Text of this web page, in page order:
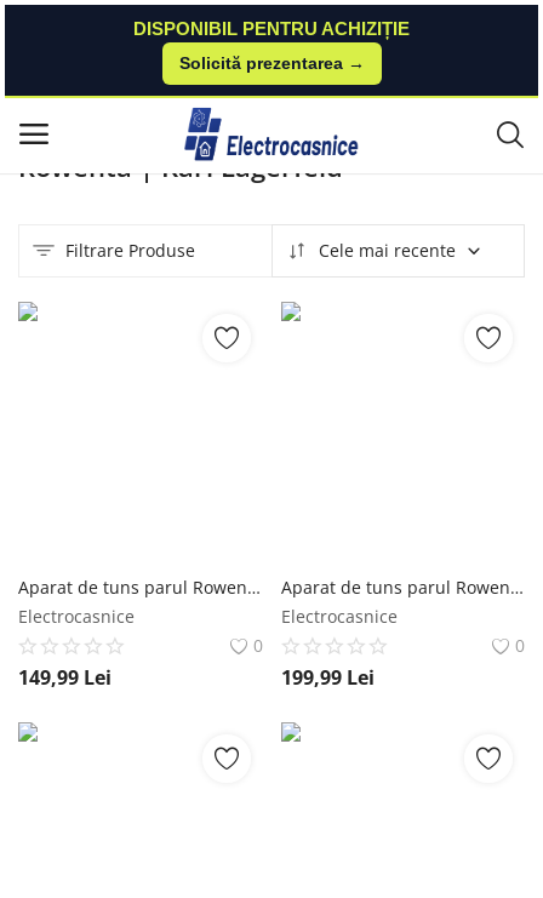
DISPONIBIL PENTRU ACHIZIȚIE
Solicită prezentarea →
Meniu principal
Listă de dorințe
Rowenta Karl Lagerfeld
Rowenta | Karl Lagerfeld
Filtrare Produse Cele mai recente
Aparat de tuns parul Rowenta x Karl Lagerfeld Perfect Line TN182LF0 lame inox 6 piepteni 5200 rpm negru rowenta
Electrocasnice
0
149,99 Lei
Aparat de tuns parul Rowenta x Karl Lagerfeld Perfect Line TN152LF0 lame inox 6 piepteni 5200 rpm negru rowenta
Electrocasnice
0
199,99 Lei